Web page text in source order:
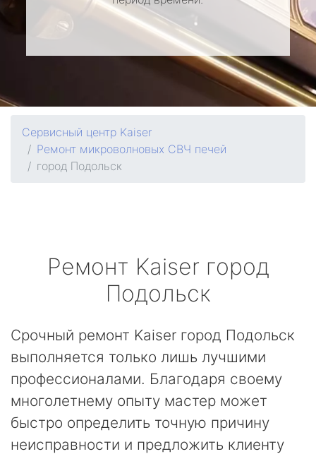
Сервисный центр Kaiser
Ремонт микроволновых СВЧ печей
город Подольск
Ремонт Kaiser город
Подольск
Срочный ремонт Kaiser город Подольск
выполняется только лишь лучшими
профессионалами. Благодаря своему
многолетнему опыту мастер может
быстро определить точную причину
неисправности и предложить клиенту